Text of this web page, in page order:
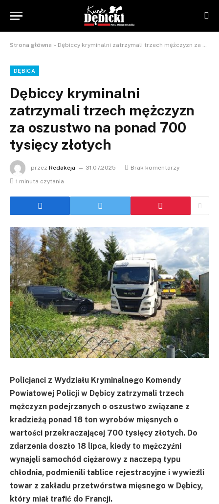
Strona główna » Dębiccy kryminalni zatrzymali trzech mężczyzn za oszustwo na ponad 700 tysięcy złotych
DĘBICA
Dębiccy kryminalni
zatrzymali trzech mężczyzn
za oszustwo na ponad 700
tysięcy złotych
przez Redakcja 31.07.2025
Brak komentarzy
1 minuta czytania
Policjanci z Wydziału Kryminalnego Komendy
Powiatowej Policji w Dębicy zatrzymali trzech
mężczyzn podejrzanych o oszustwo związane z
kradzieżą ponad 18 ton wyrobów mięsnych o
wartości przekraczającej 700 tysięcy złotych. Do
zdarzenia doszło 18 lipca, kiedy to mężczyźni
wynajęli samochód ciężarowy z naczepą typu
chłodnia, podmienili tablice rejestracyjne i wywieźli
towar z zakładu przetwórstwa mięsnego w Dębicy,
który miał trafić do Francji.